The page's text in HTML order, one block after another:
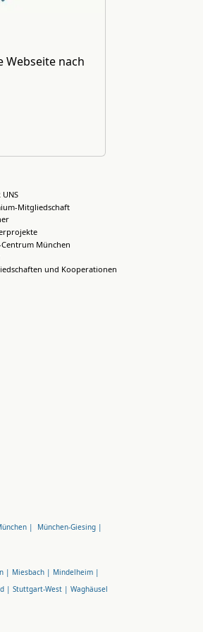
Webseite nach
UNS
Mitgliedschaft
Centrum München
und Kooperationen
| München-Giesing |
| Miesbach | Mindelheim |
| Stuttgart-West | Waghäusel